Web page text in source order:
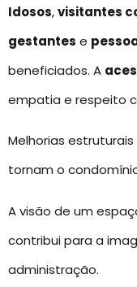
Idosos,visitantes
gestantes e
beneficiados. A
empatia e respeito
Melhorias
tornam o
A visão de um
contribui para a
administração.